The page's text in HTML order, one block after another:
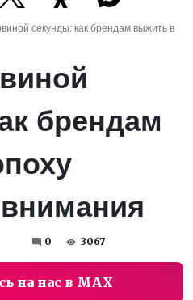
секунды: как брендам выжить в
брендам
0 3067
на нас в MAX